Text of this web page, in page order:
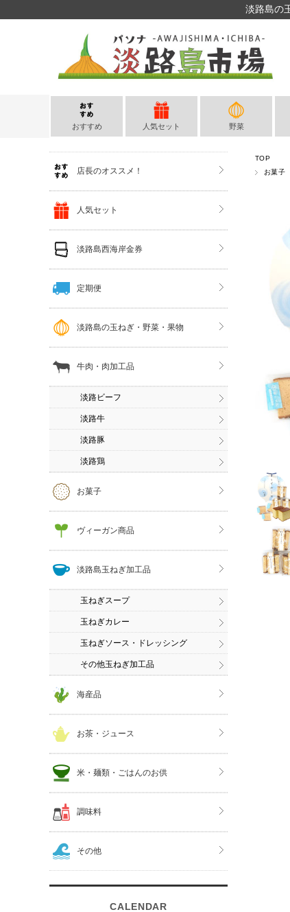
淡路島の
おすすめ 人気セット 野菜
TOP
お菓子
店長のオススメ！
人気セット
淡路島西海岸金券
定期便
淡路島の玉ねぎ・野菜・果物
牛肉・肉加工品
淡路ビーフ
淡路牛
淡路豚
淡路鶏
お菓子
ヴィーガン商品
淡路島玉ねぎ加工品
玉ねぎスープ
玉ねぎカレー
玉ねぎソース・ドレッシング
その他玉ねぎ加工品
海産品
お茶・ジュース
米・麺類・ごはんのお供
調味料
その他